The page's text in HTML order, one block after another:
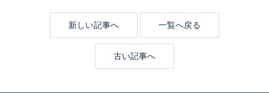
新しい記事へ 一覧へ戻る
古い記事へ